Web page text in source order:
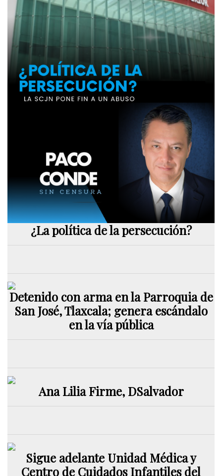
¿La política de la persecución?
Detenido con arma en la Parroquia de
San José, Tlaxcala; genera escándalo
en la vía pública
Ana Lilia Firme, DSalvador
Sigue adelante Unidad Médica y
Centro de Cuidados Infantiles del